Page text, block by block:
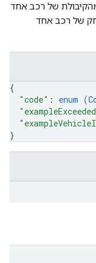
כלי רכב 1), חריגה מהקיבולת של רכב אחד
המרחק של רכב אחד
{
"code" : enum (
}